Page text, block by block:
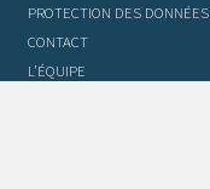
PROTECTION DES DONNÉES
CONTACT
L’ÉQUIPE